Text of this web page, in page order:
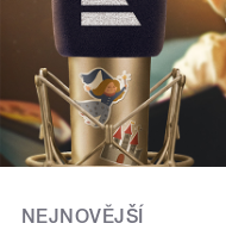
NEJNOVĚJŠÍ